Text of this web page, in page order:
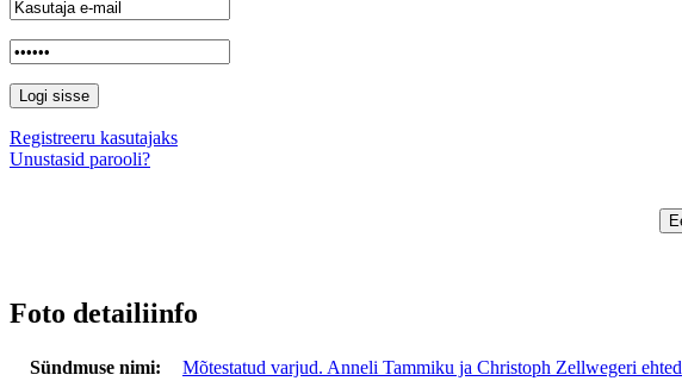
Registreeru kasutajaks
Unustasid parooli?
Foto detailiinfo
Sündmuse nimi:
Mõtestatud varjud. Anneli Tammiku ja Christoph Zellwegeri ehted